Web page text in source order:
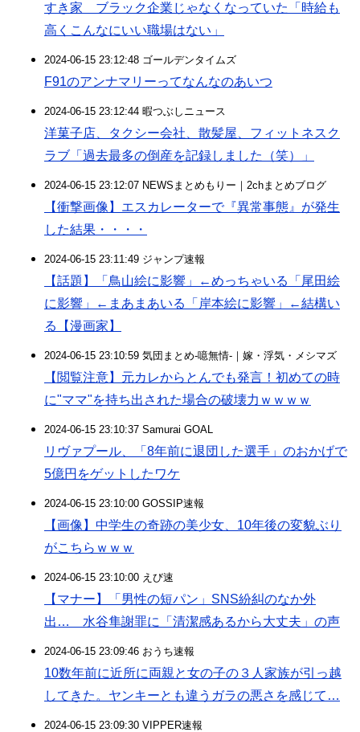
すき家 ブラック企業じゃなくなっていた「時給も
高くこんなにいい職場はない」
2024-06-15 23:12:48 ゴールデンタイムズ
F91のアンナマリーってなんなのあいつ
2024-06-15 23:12:44 暇つぶしニュース
洋菓子店、タクシー会社、散髪屋、フィットネスク
ラブ「過去最多の倒産を記録しました（笑）」
2024-06-15 23:12:07 NEWSまとめもりー｜2chまとめブログ
【衝撃画像】エスカレーターで『異常事態』が発生
した結果・・・・
2024-06-15 23:11:49 ジャンプ速報
【話題】「鳥山絵に影響」←めっちゃいる「尾田絵
に影響」←まあまあいる「岸本絵に影響」←結構い
る【漫画家】
2024-06-15 23:10:59 気団まとめ-噫無情-｜嫁・浮気・メシマズ
【閲覧注意】元カレからとんでも発言！初めての時
に"ママ"を持ち出された場合の破壊力ｗｗｗｗ
2024-06-15 23:10:37 Samurai GOAL
リヴァプール、「8年前に退団した選手」のおかげで
5億円をゲットしたワケ
2024-06-15 23:10:00 GOSSIP速報
【画像】中学生の奇跡の美少女、10年後の変貌ぶり
がこちらｗｗｗ
2024-06-15 23:10:00 えび速
【マナー】「男性の短パン」SNS紛糾のなか外
出… 水谷隼謝罪に「清潔感あるから大丈夫」の声
2024-06-15 23:09:46 おうち速報
10数年前に近所に両親と女の子の３人家族が引っ越
してきた。ヤンキーとも違うガラの悪さを感じて…
2024-06-15 23:09:30 VIPPER速報